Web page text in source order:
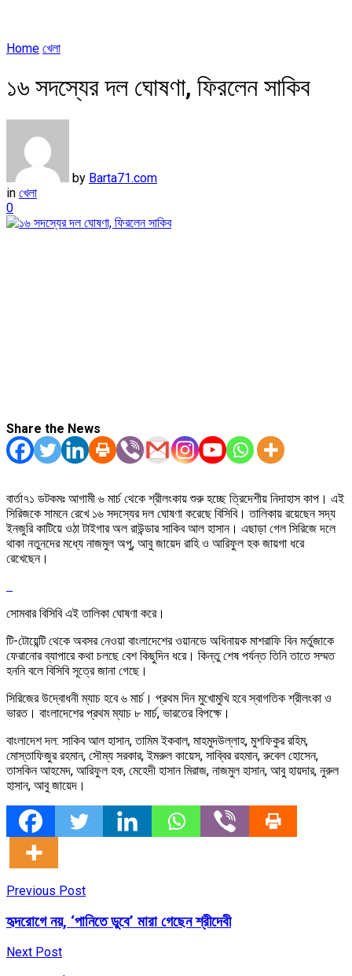
Home খেলা
১৬ সদস্যের দল ঘোষণা, ফিরলেন সাকিব
by Barta71.com
in খেলা
0
Share the News
বার্তা৭১ ডটকমঃ আগামী ৬ মার্চ থেকে শ্রীলংকায় শুরু হচ্ছে ত্রিদেশীয় নিদাহাস কাপ। এই
সিরিজকে সামনে রেখে ১৬ সদস্যের দল ঘোষণা করেছে বিসিবি। তালিকায় রয়েছেন সদ্য
ইনজুরি কাটিয়ে ওঠা টাইগার অল রাউন্ডার সাকিব আল হাসান। এছাড়া গেল সিরিজে দলে
থাকা নতুনদের মধ্যে নাজমুল অপু, আবু জায়েদ রাহি ও আরিফুল হক জায়গা ধরে
রেখেছেন।
সোমবার বিসিবি এই তালিকা ঘোষণা করে।
টি-টোয়েন্টি থেকে অবসর নেওয়া বাংলাদেশের ওয়ানডে অধিনায়ক মাশরাফি বিন মর্তুজাকে
ফেরানোর ব্যাপারে কথা চলছে বেশ কিছুদিন ধরে। কিন্তু শেষ পর্যন্ত তিনি তাতে সম্মত
হননি বলে বিসিবি সূত্রে জানা গেছে।
সিরিজের উদ্বোধনী ম্যাচ হবে ৬ মার্চ। প্রথম দিন মুখোমুখি হবে স্বাগতিক শ্রীলংকা ও
ভারত। বাংলাদেশের প্রথম ম্যাচ ৮ মার্চ, ভারতের বিপক্ষে।
বাংলাদেশ দল: সাকিব আল হাসান, তামিম ইকবাল, মাহমুদউল্লাহ, মুশফিকুর রহিম,
মোস্তাফিজুর রহমান, সৌম্য সরকার, ইমরুল কায়েস, সাব্বির রহমান, রুবেল হোসেন,
তাসকিন আহমেদ, আরিফুল হক, মেহেদী হাসান মিরাজ, নাজমুল হাসান, আবু হায়দার, নুরুল
হাসান, আবু জায়েদ।
Previous Post
হৃদরোগে নয়, ‘পানিতে ডুবে’ মারা গেছেন শ্রীদেবী
Next Post